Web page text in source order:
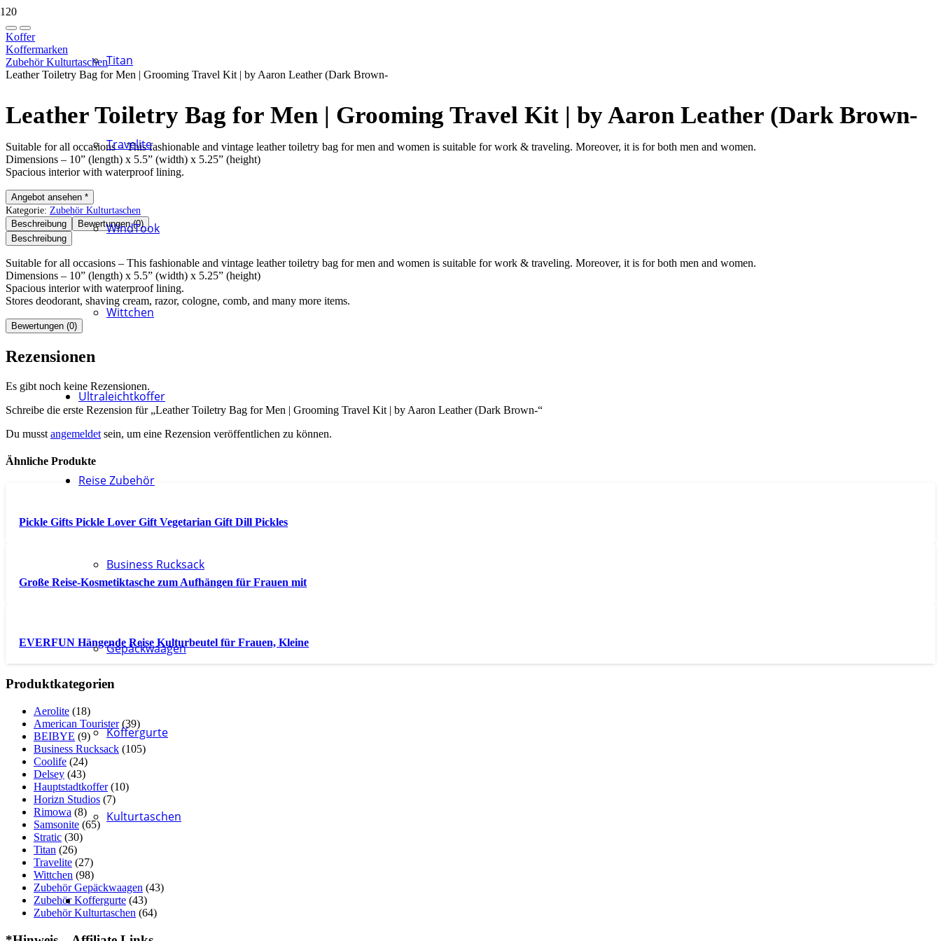
Titan
Travelite
WindTook
Wittchen
Ultraleichtkoffer
Reise Zubehör
Business Rucksack
Gepäckwaagen
Koffergurte
Kulturtaschen
Koffer
Koffermarken
Zubehör Kulturtaschen
Leather Toiletry Bag for Men | Grooming Travel Kit | by Aaron Leather (Dark Brown-
Leather Toiletry Bag for Men | Grooming Travel Kit | by Aaron Leather (Dark Brown-
Suitable for all occasions – This fashionable and vintage leather toiletry bag for men and women is suitable for work & traveling. Moreover, it is for both men and women.
Dimensions – 10” (length) x 5.5” (width) x 5.25” (height)
Spacious interior with waterproof lining.
Angebot ansehen *
Kategorie: Zubehör Kulturtaschen
Beschreibung
Bewertungen (0)
Beschreibung
Suitable for all occasions – This fashionable and vintage leather toiletry bag for men and women is suitable for work & traveling. Moreover, it is for both men and women.
Dimensions – 10” (length) x 5.5” (width) x 5.25” (height)
Spacious interior with waterproof lining.
Stores deodorant, shaving cream, razor, cologne, comb, and many more items.
Bewertungen (0)
Rezensionen
Es gibt noch keine Rezensionen.
Schreibe die erste Rezension für „Leather Toiletry Bag for Men | Grooming Travel Kit | by Aaron Leather (Dark Brown-“
Du musst angemeldet sein, um eine Rezension veröffentlichen zu können.
Ähnliche Produkte
Pickle Gifts Pickle Lover Gift Vegetarian Gift Dill Pickles
Große Reise-Kosmetiktasche zum Aufhängen für Frauen mit
EVERFUN Hängende Reise Kulturbeutel für Frauen, Kleine
Produktkategorien
Aerolite (18)
American Tourister (39)
BEIBYE (9)
Business Rucksack (105)
Coolife (24)
Delsey (43)
Hauptstadtkoffer (10)
Horizn Studios (7)
Rimowa (8)
Samsonite (65)
Stratic (30)
Titan (26)
Travelite (27)
Wittchen (98)
Zubehör Gepäckwaagen (43)
Zubehör Koffergurte (43)
Zubehör Kulturtaschen (64)